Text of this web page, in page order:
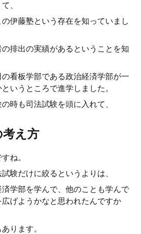
、
伊藤塾という存在を知っていまし
排出の実績があるということを知
看板学部である政治経済学部が一
いうところで進学しました。
時も司法試験を頭に入れて、
え方
ね。
験だけに絞るというよりは、
学部を学んで、他のことも学んで
げようかなと思われたんですか
ります。